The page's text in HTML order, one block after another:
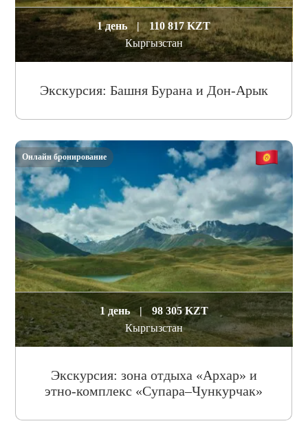
1 день |
110 817 KZT
Кыргызстан
Экскурсия: Башня Бурана и Дон-Арык
1 день |
98 305 KZT
Кыргызстан
Экскурсия: зона отдыха «Архар» и
этно-комплекс «Супара–Чункурчак»
Онлайн бронирование